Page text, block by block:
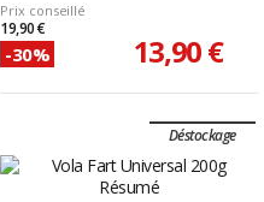
Prix conseillé
19,90 €
-30% 13,90 €
Déstockage